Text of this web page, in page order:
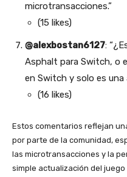
microtransacciones.”
(15 likes)
@alexbostan6127:
Asphalt para Switch, o
en Switch y solo es una
(16 likes)
Estos comentarios reflejan
por parte de la comunidad,
las microtransacciones y la
simple actualización del